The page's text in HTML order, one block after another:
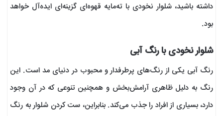
داشته باشید، شلوار نخودی با ته‌مایه قهوه‌ای گزینه‌ای ایده‌آل خواهد
بود.
شلوار نخودی با رنگ آبی
رنگ آبی یکی از رنگ‌های پرطرفدار و محبوب در دنیای مد است. این
رنگ به دلیل ظاهری آرامش‌بخش و همچنین تنوعی که در آن وجود
دارد، بسیاری از افراد را جذب می‌کند. بنابراین، ست کردن شلوار به رنگ